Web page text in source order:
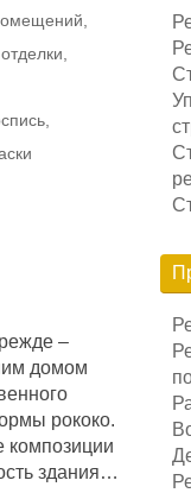
,
,
,
–
домом
рококо.
композиции
здания…